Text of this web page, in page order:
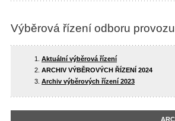
Výběrová řízení odboru
Aktuální výběrová řízení
ARCHIV VÝBĚROVÝCH ŘÍZENÍ 2024
Archiv výběrových řízení 2023